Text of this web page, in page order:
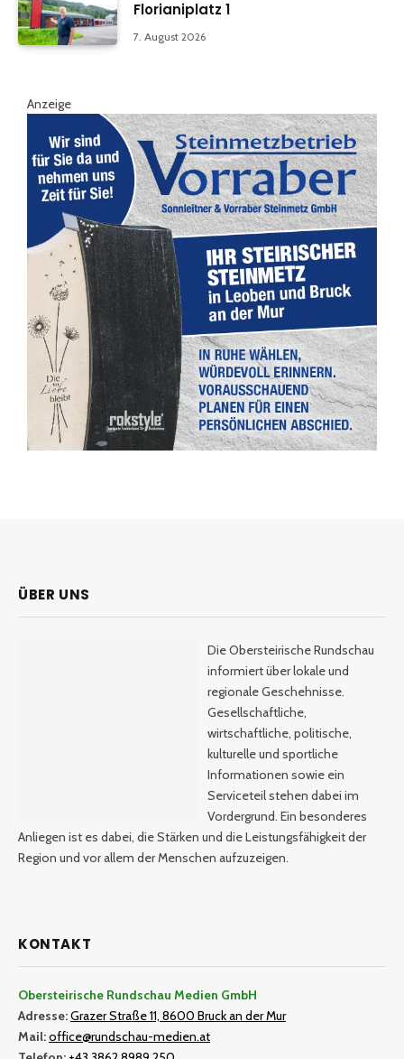
Florianiplatz 1
7. August 2026
Anzeige
ÜBER UNS
Die Obersteirische Rundschau
informiert über lokale und
regionale Geschehnisse.
Gesellschaftliche,
wirtschaftliche, politische,
kulturelle und sportliche
Informationen sowie ein
Serviceteil stehen dabei im
Vordergrund. Ein besonderes
Anliegen ist es dabei, die Stärken und die Leistungsfähigkeit der
Region und vor allem der Menschen aufzuzeigen.
KONTAKT
Obersteirische Rundschau Medien GmbH
Adresse:Grazer Straße 11, 8600 Bruck an der Mur
Mail:office@rundschau-medien.at